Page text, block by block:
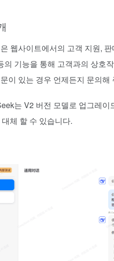
웹사이트에서의 고객 지원,
의 기능을 통해 고객과의 상호
이 있는 경우 언제든지 문의해
는 V2 버전 모델로 업그레
체 할 수 있습니다.